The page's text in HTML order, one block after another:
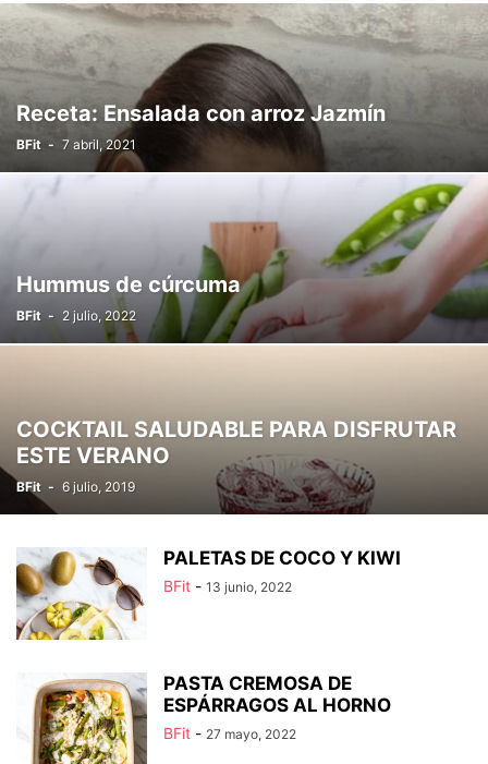
Receta: Ensalada con arroz Jazmín
BFit - 7 abril, 2021
Hummus de cúrcuma
BFit - 2 julio, 2022
COCKTAIL SALUDABLE PARA DISFRUTAR
ESTE VERANO
BFit - 6 julio, 2019
PALETAS DE COCO Y KIWI
BFit - 13 junio, 2022
PASTA CREMOSA DE
ESPÁRRAGOS AL HORNO
BFit - 27 mayo, 2022